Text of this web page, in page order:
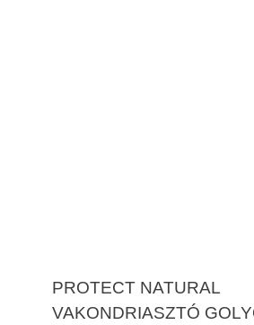
PROTECT NATURAL
VAKONDRIASZTÓ